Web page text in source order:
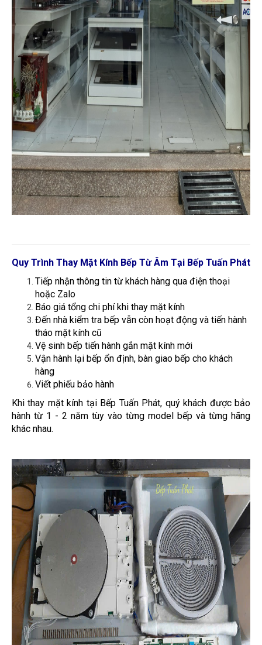
Quy Trình Thay Mặt Kính Bếp Từ Âm Tại Bếp Tuấn Phát
Tiếp nhận thông tin từ khách hàng qua điện thoại
hoặc Zalo
Báo giá tổng chi phí khi thay mặt kính
Đến nhà kiểm tra bếp vẫn còn hoạt động và tiến hành
tháo mặt kính cũ
Vệ sinh bếp tiến hành gắn mặt kính mới
Vận hành lại bếp ổn định, bàn giao bếp cho khách
hàng
Viết phiếu bảo hành
Khi thay mặt kính tại Bếp Tuấn Phát, quý khách được bảo
hành từ 1 - 2 năm tùy vào từng model bếp và từng hãng
khác nhau.